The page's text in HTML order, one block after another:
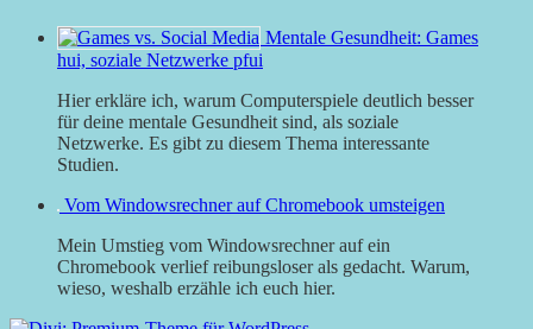
Mentale Gesundheit: Games
hui, soziale Netzwerke pfui
Hier erkläre ich, warum Computerspiele deutlich besser
für deine mentale Gesundheit sind, als soziale
Netzwerke. Es gibt zu diesem Thema interessante
Studien.
Vom Windowsrechner auf Chromebook umsteigen
Mein Umstieg vom Windowsrechner auf ein
Chromebook verlief reibungsloser als gedacht. Warum,
wieso, weshalb erzähle ich euch hier.